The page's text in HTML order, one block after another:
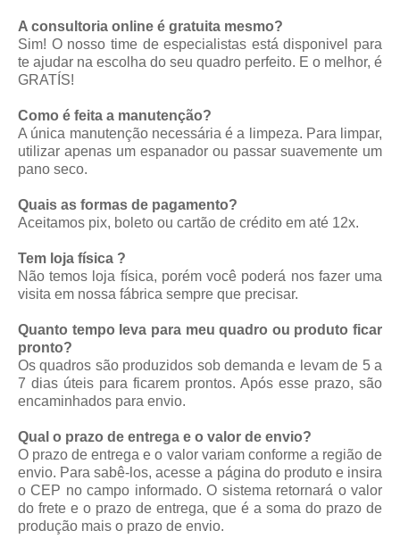
A consultoria online é gratuita mesmo?
Sim! O nosso time de especialistas está disponivel para
te ajudar na escolha do seu quadro perfeito. E o melhor, é
GRATÍS!
Como é feita a manutenção?
A única manutenção necessária é a limpeza. Para limpar,
utilizar apenas um espanador ou passar suavemente um
pano seco.
Quais as formas de pagamento?
Aceitamos pix, boleto ou cartão de crédito em até 12x.
Tem loja física ?
Não temos loja física, porém você poderá nos fazer uma
visita em nossa fábrica sempre que precisar.
Quanto tempo leva para meu quadro ou produto ficar
pronto?
Os quadros são produzidos sob demanda e levam de 5 a
7 dias úteis para ficarem prontos. Após esse prazo, são
encaminhados para envio.
Qual o prazo de entrega e o valor de envio?
O prazo de entrega e o valor variam conforme a região de
envio. Para sabê-los, acesse a página do produto e insira
o CEP no campo informado. O sistema retornará o valor
do frete e o prazo de entrega, que é a soma do prazo de
produção mais o prazo de envio.